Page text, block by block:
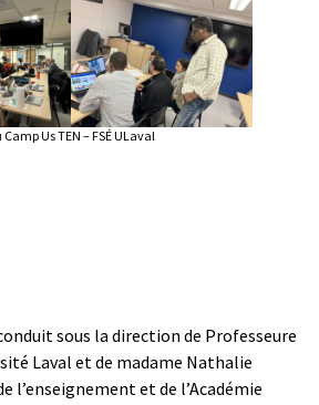
Camp Us TEN – FSÉ ULaval
sous la direction de Professeure
Laval et de madame Nathalie
l’enseignement et de l’Académie